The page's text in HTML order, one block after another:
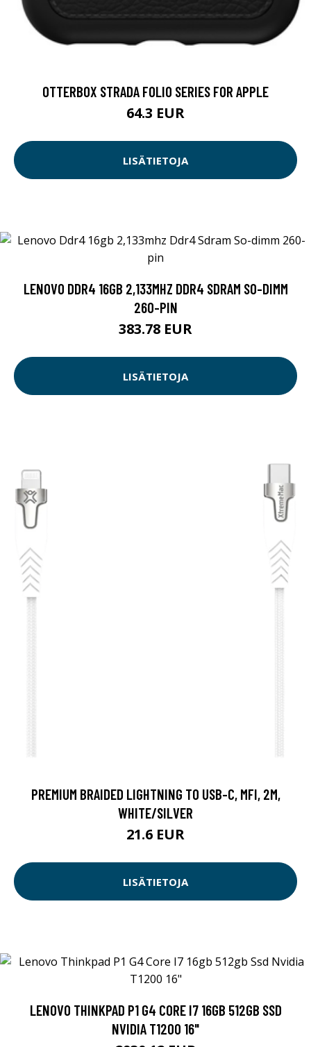
OTTERBOX STRADA FOLIO SERIES FOR APPLE
64.3 EUR
LISÄTIETOJA
LENOVO DDR4 16GB 2,133MHZ DDR4 SDRAM SO-DIMM
260-PIN
383.78 EUR
LISÄTIETOJA
PREMIUM BRAIDED LIGHTNING TO USB-C, MFI, 2M,
WHITE/SILVER
21.6 EUR
LISÄTIETOJA
LENOVO THINKPAD P1 G4 CORE I7 16GB 512GB SSD
NVIDIA T1200 16"